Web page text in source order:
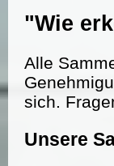
"Wie
Alle
sich.
Unsere